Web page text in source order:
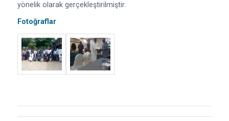
yönelik olarak gerçekleştirilmiştir.
Fotoğraflar